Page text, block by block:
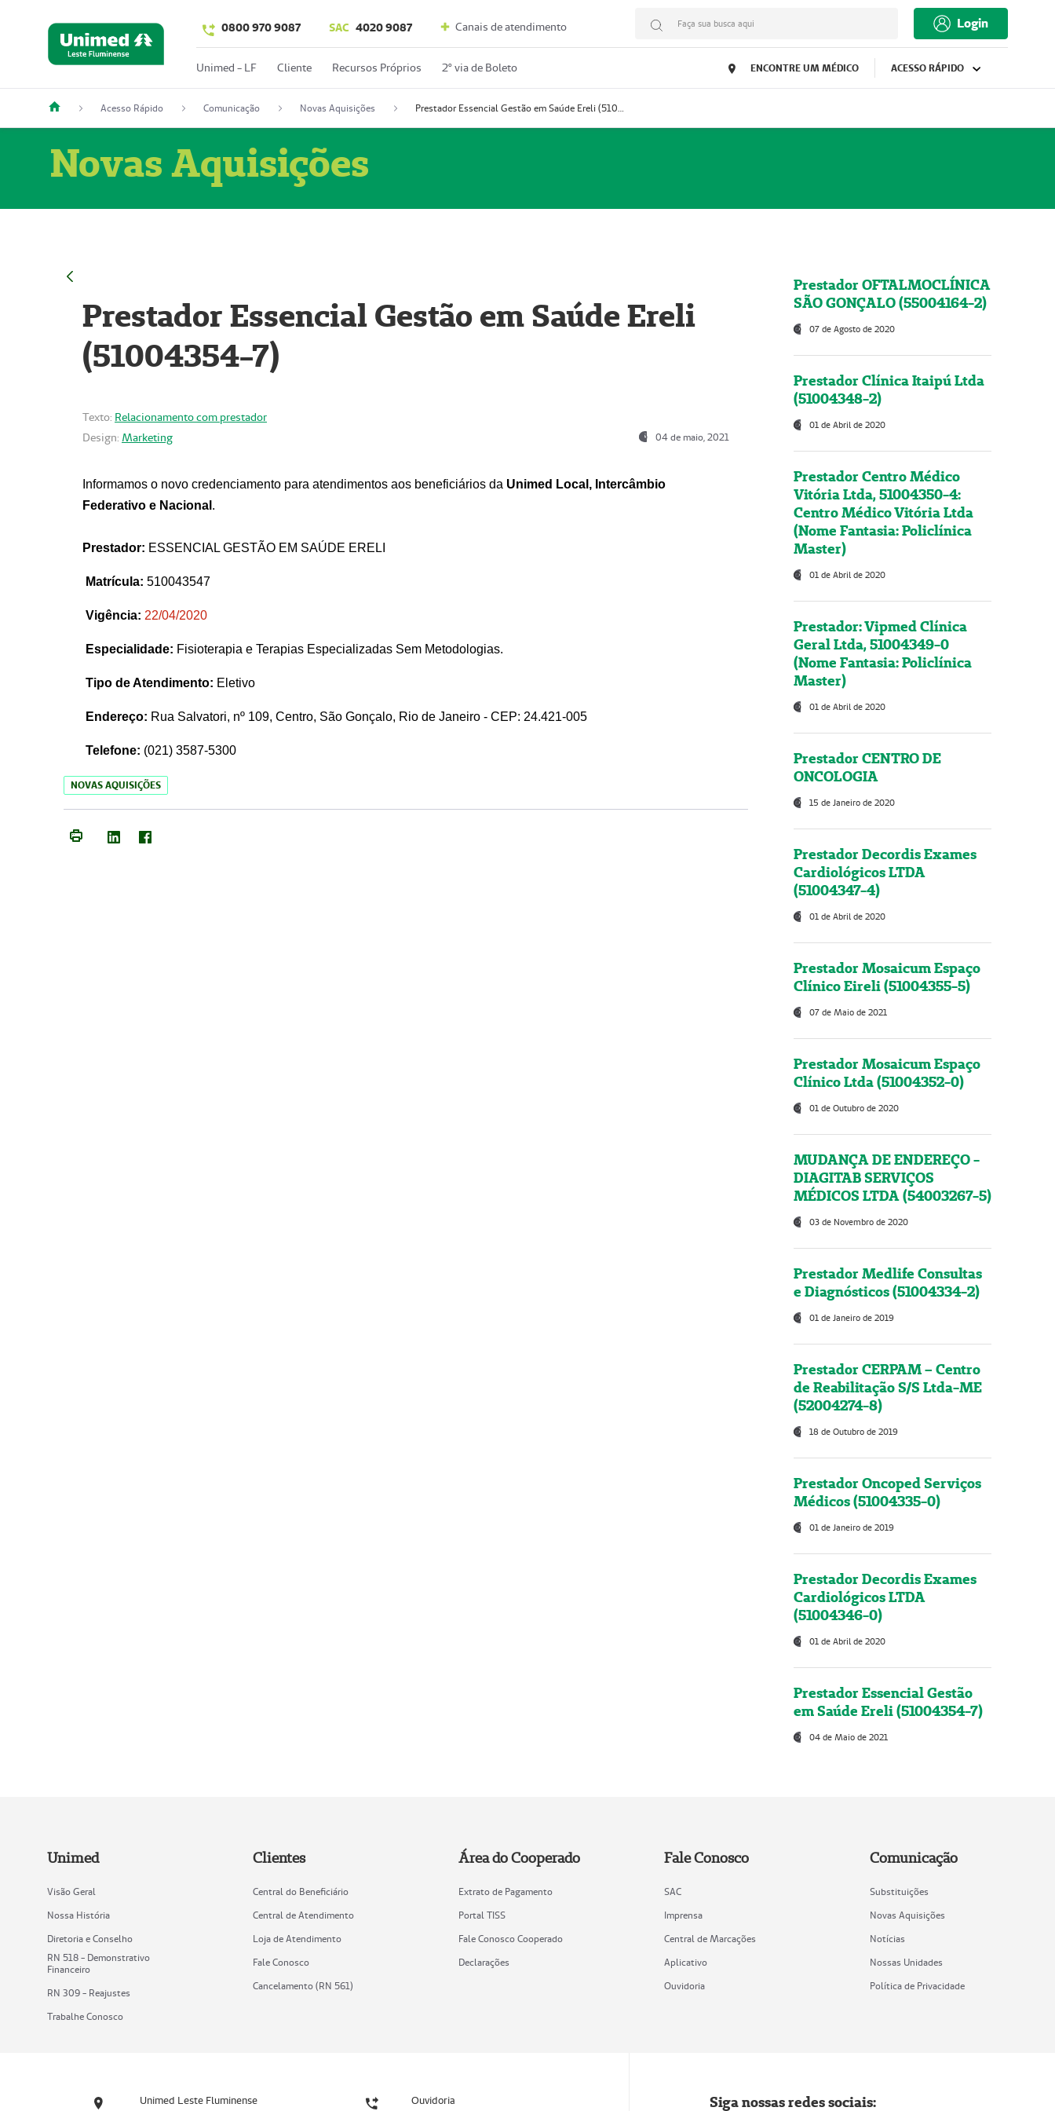
0800 970 9087 SAC 4020 9087 Canais de atendimento Faça sua busca aqui Login
Unimed - LF Cliente Recursos Próprios 2º via de Boleto ENCONTRE UM MÉDICO ACESSO RÁPIDO
Acesso Rápido Comunicação Novas Aquisições Prestador Essencial Gestão em Saúde Ereli (51004354-7)
Novas Aquisições
Prestador Essencial Gestão em Saúde Ereli
(51004354-7)
Texto: Relacionamento com prestador
Design: Marketing 04 de maio, 2021
Informamos o novo credenciamento para atendimentos aos beneficiários da Unimed Local, Intercâmbio
Federativo e Nacional .
Prestador: ESSENCIAL GESTÃO EM SAÚDE ERELI
Matrícula: 510043547
Vigência: 22/04/2020
Especialidade: Fisioterapia e Terapias Especializadas Sem Metodologias.
Tipo de Atendimento: Eletivo
Endereço: Rua Salvatori, nº 109, Centro, São Gonçalo, Rio de Janeiro - CEP: 24.421-005
Telefone: (021) 3587-5300
NOVAS AQUISIÇÕES
Prestador OFTALMOCLÍNICA
SÃO GONÇALO (55004164-2)
07 de Agosto de 2020
Prestador Clínica Itaipú Ltda
(51004348-2)
01 de Abril de 2020
Prestador Centro Médico
Vitória Ltda, 51004350-4:
Centro Médico Vitória Ltda
(Nome Fantasia: Policlínica
Master)
01 de Abril de 2020
Prestador: Vipmed Clínica
Geral Ltda, 51004349-0
(Nome Fantasia: Policlínica
Master)
01 de Abril de 2020
Prestador CENTRO DE
ONCOLOGIA
15 de Janeiro de 2020
Prestador Decordis Exames
Cardiológicos LTDA
(51004347-4)
01 de Abril de 2020
Prestador Mosaicum Espaço
Clínico Eireli (51004355-5)
07 de Maio de 2021
Prestador Mosaicum Espaço
Clínico Ltda (51004352-0)
01 de Outubro de 2020
MUDANÇA DE ENDEREÇO -
DIAGITAB SERVIÇOS
MÉDICOS LTDA (54003267-5)
03 de Novembro de 2020
Prestador Medlife Consultas
e Diagnósticos (51004334-2)
01 de Janeiro de 2019
Prestador CERPAM – Centro
de Reabilitação S/S Ltda-ME
(52004274-8)
18 de Outubro de 2019
Prestador Oncoped Serviços
Médicos (51004335-0)
01 de Janeiro de 2019
Prestador Decordis Exames
Cardiológicos LTDA
(51004346-0)
01 de Abril de 2020
Prestador Essencial Gestão
em Saúde Ereli (51004354-7)
04 de Maio de 2021
Unimed
Visão Geral
Nossa História
Diretoria e Conselho
RN 518 - Demonstrativo
Financeiro
RN 309 - Reajustes
Trabalhe Conosco
Clientes
Central do Beneficiário
Central de Atendimento
Loja de Atendimento
Fale Conosco
Cancelamento (RN 561)
Área do Cooperado
Extrato de Pagamento
Portal TISS
Fale Conosco Cooperado
Declarações
Fale Conosco
SAC
Imprensa
Central de Marcações
Aplicativo
Ouvidoria
Comunicação
Substituições
Novas Aquisições
Notícias
Nossas Unidades
Política de Privacidade
Unimed Leste Fluminense Ouvidoria Siga nossas redes sociais: